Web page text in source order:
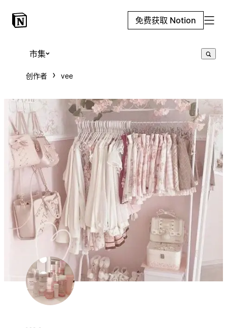
免费获取 Notion
市集
创作者 vee